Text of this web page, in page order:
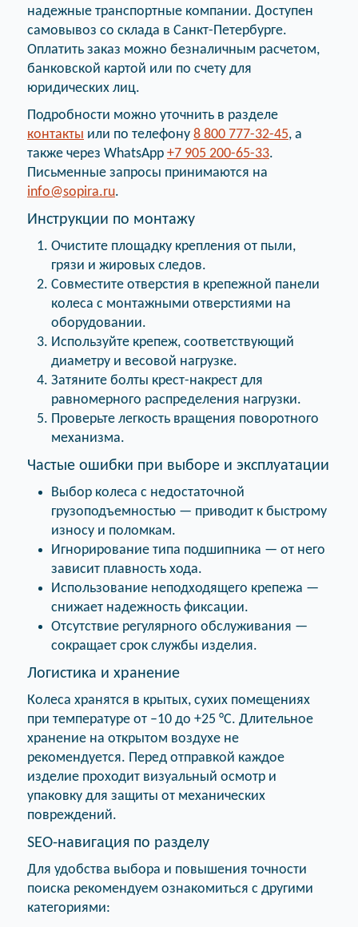
надежные транспортные компании. Доступен
самовывоз со склада в Санкт-Петербурге.
Оплатить заказ можно безналичным расчетом,
банковской картой или по счету для
юридических лиц.
Подробности можно уточнить в разделе
контакты или по телефону 8 800 777-32-45, а
также через WhatsApp +7 905 200-65-33.
Письменные запросы принимаются на
info@sopira.ru.
Инструкции по монтажу
Очистите площадку крепления от пыли,
грязи и жировых следов.
Совместите отверстия в крепежной панели
колеса с монтажными отверстиями на
оборудовании.
Используйте крепеж, соответствующий
диаметру и весовой нагрузке.
Затяните болты крест-накрест для
равномерного распределения нагрузки.
Проверьте легкость вращения поворотного
механизма.
Частые ошибки при выборе и эксплуатации
Выбор колеса с недостаточной
грузоподъемностью — приводит к быстрому
износу и поломкам.
Игнорирование типа подшипника — от него
зависит плавность хода.
Использование неподходящего крепежа —
снижает надежность фиксации.
Отсутствие регулярного обслуживания —
сокращает срок службы изделия.
Логистика и хранение
Колеса хранятся в крытых, сухих помещениях
при температуре от –10 до +25 °C. Длительное
хранение на открытом воздухе не
рекомендуется. Перед отправкой каждое
изделие проходит визуальный осмотр и
упаковку для защиты от механических
повреждений.
SEO-навигация по разделу
Для удобства выбора и повышения точности
поиска рекомендуем ознакомиться с другими
категориями: